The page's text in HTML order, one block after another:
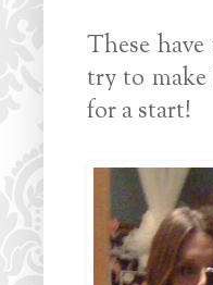
These
try to
for a start!